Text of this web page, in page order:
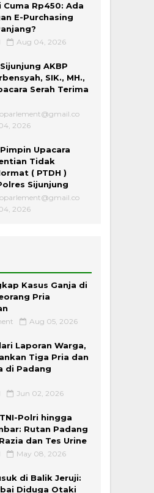
Cuma Rp450: Ada
E-Purchasing
Aug 04, 2026
AKBP
SIK., MH.,
Serah Terima
2026
Upacara
Tidak
( PTDH )
Sijunjung
2026
Kasus Ganja di
Pria
Aug 05, 2026
Laporan Warga,
Tiga Pria dan
di Padang
Jun 02, 2026
Polri hingga
Rutan Padang
dan Tes Urine
May 08, 2026
di Balik Jeruji:
Diduga Otaki